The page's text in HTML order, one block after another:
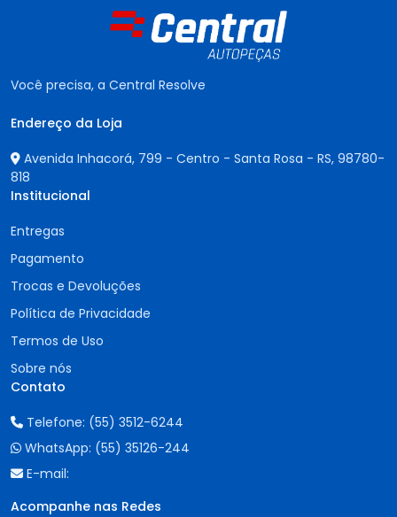
Você precisa, a Central Resolve
Endereço da Loja
Avenida Inhacorá, 799 - Centro - Santa Rosa - RS, 98780-
818
Institucional
Entregas
Pagamento
Trocas e Devoluções
Política de Privacidade
Termos de Uso
Sobre nós
Contato
Telefone: (55) 3512-6244
WhatsApp: (55) 35126-244
E-mail:
Acompanhe nas Redes